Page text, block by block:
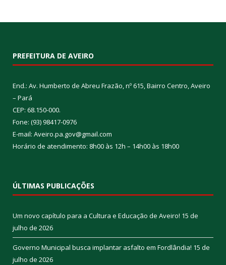
PREFEITURA DE AVEIRO
End.: Av. Humberto de Abreu Frazão, nº 615, Bairro Centro, Aveiro
– Pará
CEP: 68.150-000.
Fone: (93) 98417-0976
E-mail: Aveiro.pa.gov@gmail.com
Horário de atendimento: 8h00 às 12h – 14h00 às 18h00
ÚLTIMAS PUBLICAÇÕES
Um novo capítulo para a Cultura e Educação de Aveiro! 15 de
julho de 2026
Governo Municipal busca implantar asfalto em Fordlândia! 15 de
julho de 2026